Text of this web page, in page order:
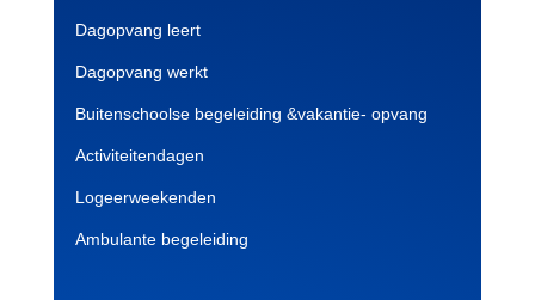
Dagopvang leert
Dagopvang werkt
Buitenschoolse begeleiding &vakantie- opvang
Activiteitendagen
Logeerweekenden
Ambulante begeleiding